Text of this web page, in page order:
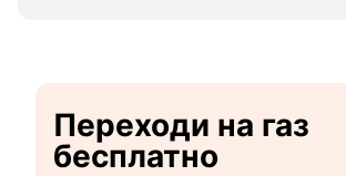
Переходи на газ
бесплатно